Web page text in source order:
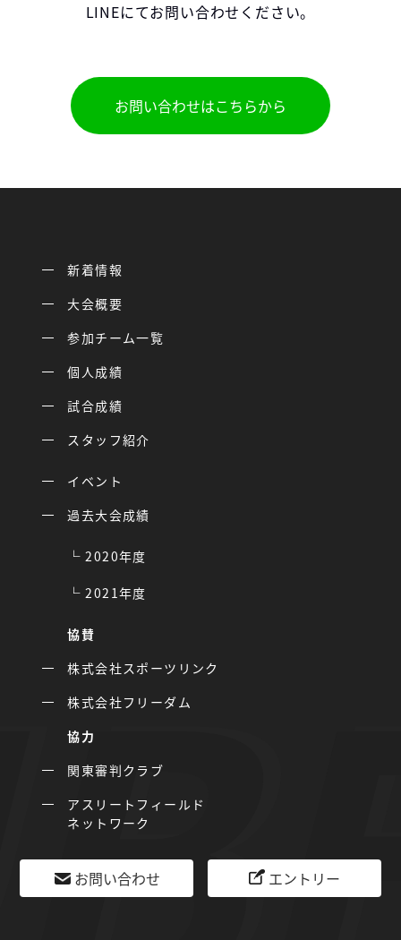
LINEにてお問い合わせください。
お問い合わせはこちらから
新着情報
大会概要
参加チーム一覧
個人成績
試合成績
スタッフ紹介
イベント
過去大会成績
2020年度
2021年度
協賛
株式会社スポーツリンク
株式会社フリーダム
協力
関東審判クラブ
アスリートフィールド
ネットワーク
お問い合わせ エントリー